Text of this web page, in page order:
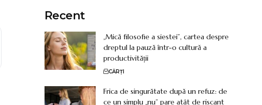
Recent
„Mică filosofie a siestei”, cartea despre
dreptul la pauză într-o cultură a
productivității
CĂRȚI
Frica de singurătate după un refuz: de
ce un simplu „nu” pare atât de riscant